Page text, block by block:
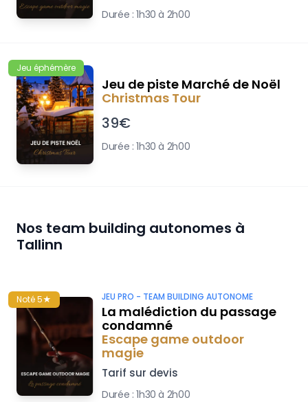
Durée :1h30 à 2h00
Jeu éphémère
Jeu de piste Marché de Noël
Christmas Tour
39€
Durée :1h30 à 2h00
Nos team building autonomes à
Tallinn
Noté 5★ JEU PRO - TEAM BUILDING AUTONOME
La malédiction du passage
condamné
Escape game outdoor
magie
Tarif sur devis
Durée :1h30 à 2h00